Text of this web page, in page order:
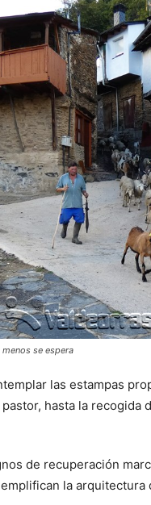
se espera
las estampas
hasta la recogida
de recuperación
la